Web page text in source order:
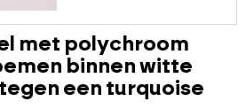
met polychroom
binnen witte
een turquoise